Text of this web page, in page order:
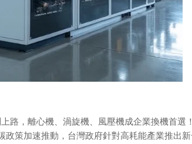
路，離心機、渦旋機、風壓機成企業換機首選！
政策加速推動，台灣政府針對高耗能產業推出